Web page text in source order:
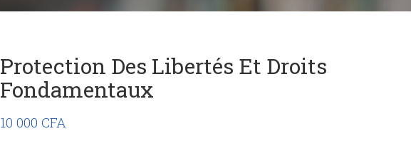
Protection Des Libertés Et Droits
Fondamentaux
10 000CFA